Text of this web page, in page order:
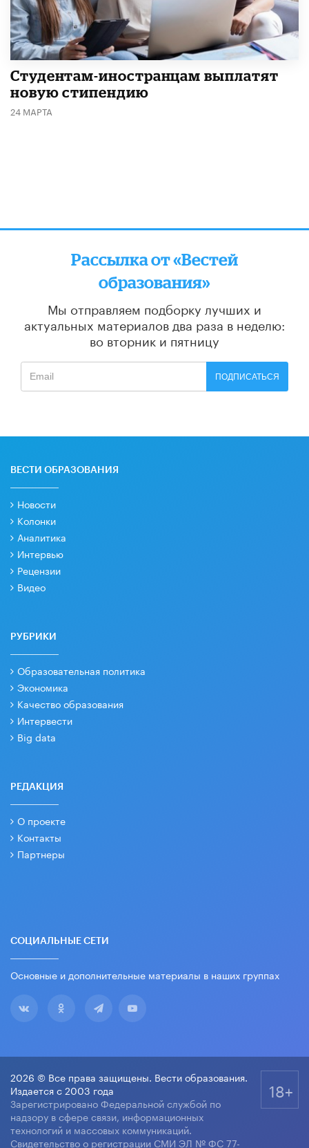
Студентам-иностранцам выплатят
новую стипендию
24 МАРТА
Рассылка от «Вестей
образования»
Мы отправляем подборку лучших и
актуальных материалов два раза в неделю:
во вторник и пятницу
ПОДПИСАТЬСЯ
ВЕСТИ ОБРАЗОВАНИЯ
Новости
Колонки
Аналитика
Интервью
Рецензии
Видео
РУБРИКИ
Образовательная политика
Экономика
Качество образования
Интервести
Big data
РЕДАКЦИЯ
О проекте
Контакты
Партнеры
СОЦИАЛЬНЫЕ СЕТИ
Основные и дополнительные материалы в наших группах
2026 © Все права защищены. Вести образования.
Издается с 2003 года
Зарегистрировано Федеральной службой по
надзору в сфере связи, информационных
технологий и массовых коммуникаций.
Свидетельство о регистрации СМИ ЭЛ № ФС 77-
18+